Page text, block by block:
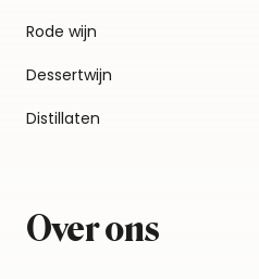
Rode wijn
Dessertwijn
Distillaten
Over ons